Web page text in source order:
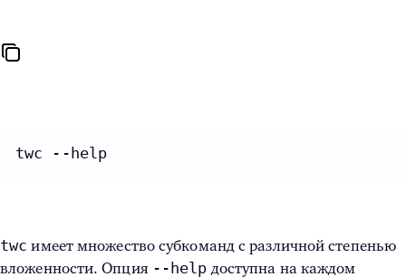
twc --help
twc имеет множество субкоманд с различной степенью
вложенности. Опция --help доступна на каждом